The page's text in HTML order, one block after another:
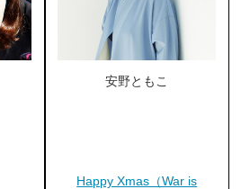
安野ともこ
Happy Xmas（War is